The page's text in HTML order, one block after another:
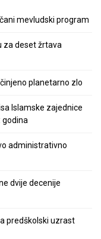
mevludski program
za deset žrtava
planetarno zlo
Islamske zajednice
godina
administrativno
dvije decenije
predškolski uzrast